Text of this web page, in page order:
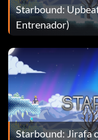
Starbound:
Entrenador)
Starbound: Jirafa